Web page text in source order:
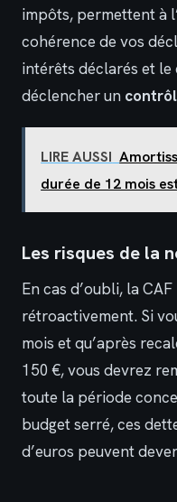
impôts, permettent à
cohérence de vos
intérêts déclarés et
déclencher un
LIRE AUSSI
durée de 12 mois
Les risques de la
En cas d’oubli, la
rétroactivement. Si
mois et qu’après
150 €, vous devrez
toute la période
budget serré, ces
d’euros peuvent